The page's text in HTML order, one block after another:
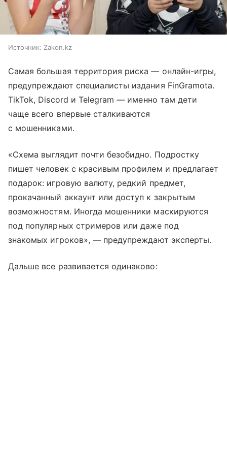
Источник: Zakon.kz
Самая большая территория риска — онлайн-игры,
предупреждают специалисты издания FinGramota.
TikTok, Discord и Telegram — именно там дети
чаще всего впервые сталкиваются
с мошенниками.
«Схема выглядит почти безобидно. Подростку
пишет человек с красивым профилем и предлагает
подарок: игровую валюту, редкий предмет,
прокачанный аккаунт или доступ к закрытым
возможностям. Иногда мошенники маскируются
под популярных стримеров или даже под
знакомых игроков», — предупреждают эксперты.
Дальше все развивается одинаково: